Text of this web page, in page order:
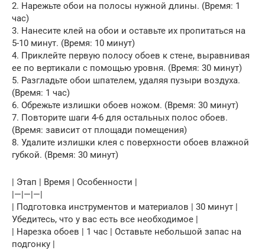
2. Нарежьте обои на полосы нужной длины. (Время: 1
час)
3. Нанесите клей на обои и оставьте их пропитаться на
5-10 минут. (Время: 10 минут)
4. Приклейте первую полосу обоев к стене, выравнивая
ее по вертикали с помощью уровня. (Время: 30 минут)
5. Разгладьте обои шпателем, удаляя пузыри воздуха.
(Время: 1 час)
6. Обрежьте излишки обоев ножом. (Время: 30 минут)
7. Повторите шаги 4-6 для остальных полос обоев.
(Время: зависит от площади помещения)
8. Удалите излишки клея с поверхности обоев влажной
губкой. (Время: 30 минут)
| Этап | Время | Особенности |
|—|—|—|
| Подготовка инструментов и материалов | 30 минут |
Убедитесь, что у вас есть все необходимое |
| Нарезка обоев | 1 час | Оставьте небольшой запас на
подгонку |